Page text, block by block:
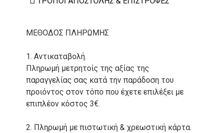
ΜΕΘΟΔΟΣ ΠΛΗΡΩΜΗΣ
1. Αντικαταβολή.
Πληρωμή μετρητοίς της αξίας της
παραγγελίας σας κατά την παράδοση του
προιόντος στον τόπο που έχετε επιλέξει με
επιπλέον κόστος 3€.
2. Πληρωμή με πιστωτική & χρεωστική κάρτα.